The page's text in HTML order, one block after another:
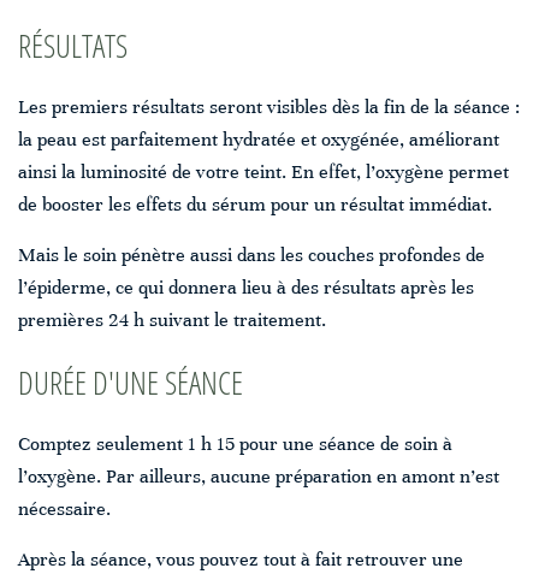
RÉSULTATS
Les premiers résultats seront visibles dès la fin de la séance :
la peau est parfaitement hydratée et oxygénée, améliorant
ainsi la luminosité de votre teint. En effet, l’oxygène permet
de booster les effets du sérum pour un résultat immédiat.
Mais le soin pénètre aussi dans les couches profondes de
l’épiderme, ce qui donnera lieu à des résultats après les
premières 24 h suivant le traitement.
DURÉE D'UNE SÉANCE
Comptez seulement 1 h 15 pour une séance de soin à
l’oxygène. Par ailleurs, aucune préparation en amont n’est
nécessaire.
Après la séance, vous pouvez tout à fait retrouver une